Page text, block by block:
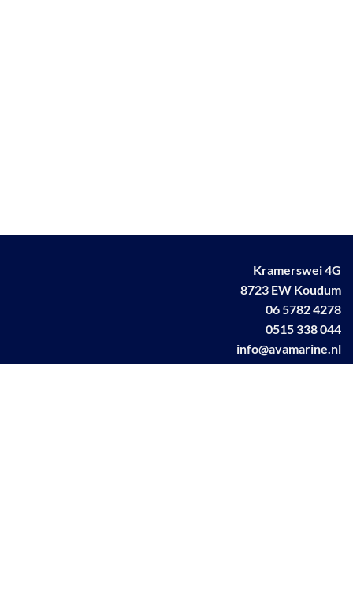
Kramerswei 4G
8723 EW Koudum
06 5782 4278
0515 338 044
info@avamarine.nl